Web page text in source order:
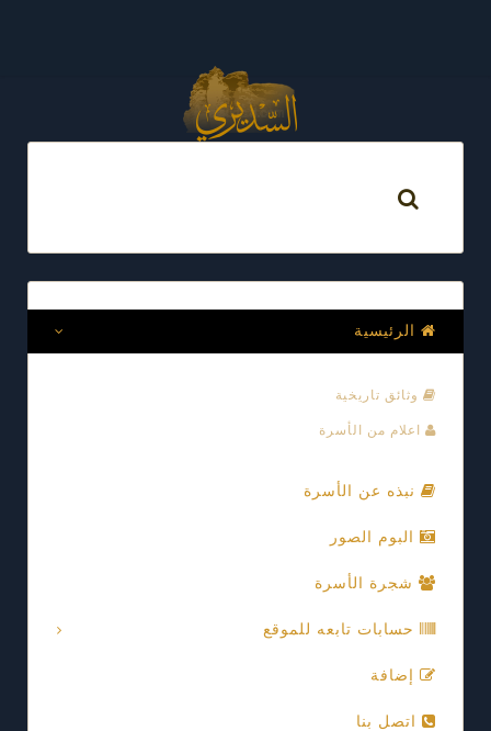
الرئيسية
وثائق تاريخية
اعلام من الأسرة
نبذه عن الأسرة
البوم الصور
شجرة الأسرة
حسابات تابعه للموقع
إضافة
اتصل بنا